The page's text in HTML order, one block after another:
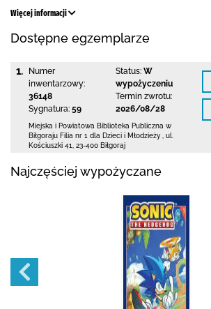
Więcej informacji
Dostępne egzemplarze
1.
Numer
inwentarzowy:
36148
Sygnatura: 59
Status: W
wypożyczeniu
Termin zwrotu:
2026/08/28
Miejska i Powiatowa Biblioteka Publiczna w
Biłgoraju Filia nr 1 dla Dzieci i Młodzieży
ul.
Kościuszki 41
23-400 Biłgoraj
Najczęściej wypożyczane